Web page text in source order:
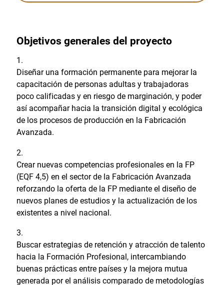
Objetivos generales del proyecto
Diseñar una formación permanente para mejorar la
capacitación de personas adultas y trabajadoras
poco calificadas y en riesgo de marginación, y poder
así acompañar hacia la transición digital y ecológica
de los procesos de producción en la Fabricación
Avanzada.
Crear nuevas competencias profesionales en la FP
(EQF 4,5) en el sector de la Fabricación Avanzada
reforzando la oferta de la FP mediante el diseño de
nuevos planes de estudios y la actualización de los
existentes a nivel nacional.
Buscar estrategias de retención y atracción de talento
hacia la Formación Profesional, intercambiando
buenas prácticas entre países y la mejora mutua
generada por el análisis comparado de metodologías